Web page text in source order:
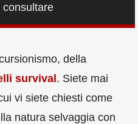
della
survival. Siete mai
vi siete chiesti come
natura selvaggia con